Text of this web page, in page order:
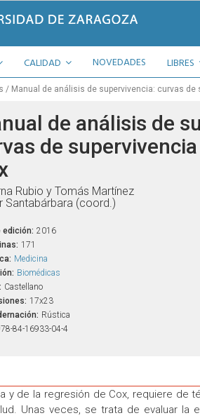
CALIDAD NOVEDADES LIBRES
Manual de análisis de supervivencia: curvas de
de análisis de
de
Rubio y Tomás Martínez
Santabárbara (coord.)
edición: 2016
171
Medicina
Biomédicas
Castellano
17x23
Rústica
84-16933-04-4
y de la regresión de Cox, requiere
Unas veces, se trata de evaluar